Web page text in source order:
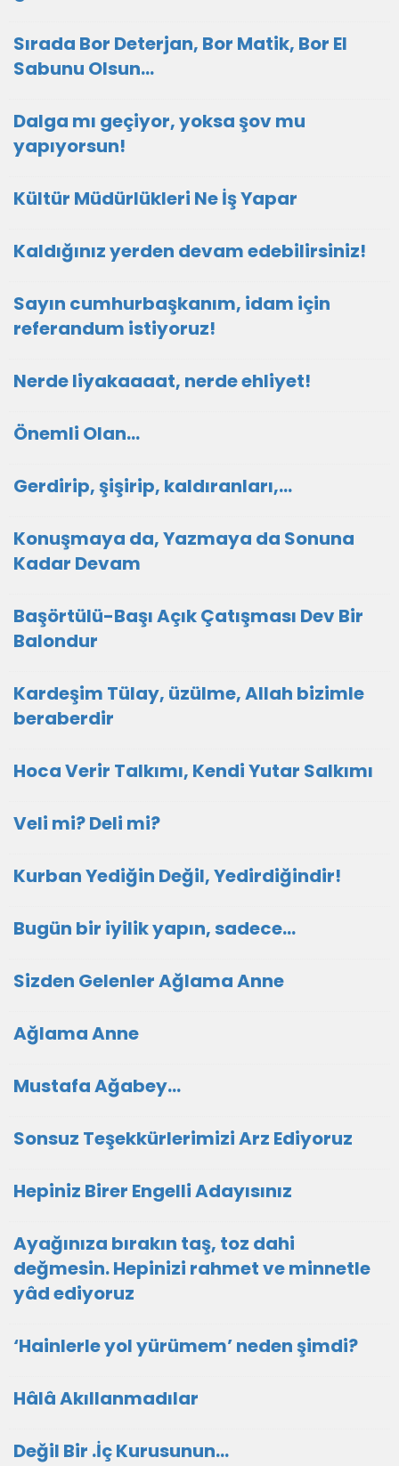
Sırada Bor Deterjan, Bor Matik, Bor El
Sabunu Olsun…
Dalga mı geçiyor, yoksa şov mu
yapıyorsun!
Kültür Müdürlükleri Ne İş Yapar
Kaldığınız yerden devam edebilirsiniz!
Sayın cumhurbaşkanım, idam için
referandum istiyoruz!
Nerde liyakaaaat, nerde ehliyet!
Önemli Olan…
Gerdirip, şişirip, kaldıranları,...
Konuşmaya da, Yazmaya da Sonuna
Kadar Devam
Başörtülü-Başı Açık Çatışması Dev Bir
Balondur
Kardeşim Tülay, üzülme, Allah bizimle
beraberdir
Hoca Verir Talkımı, Kendi Yutar Salkımı
Veli mi? Deli mi?
Kurban Yediğin Değil, Yedirdiğindir!
Bugün bir iyilik yapın, sadece...
Sizden Gelenler Ağlama Anne
Ağlama Anne
Mustafa Ağabey…
Sonsuz Teşekkürlerimizi Arz Ediyoruz
Hepiniz Birer Engelli Adayısınız
Ayağınıza bırakın taş, toz dahi
değmesin. Hepinizi rahmet ve minnetle
yâd ediyoruz
‘Hainlerle yol yürümem’ neden şimdi?
Hâlâ Akıllanmadılar
Değil Bir .İç Kurusunun…